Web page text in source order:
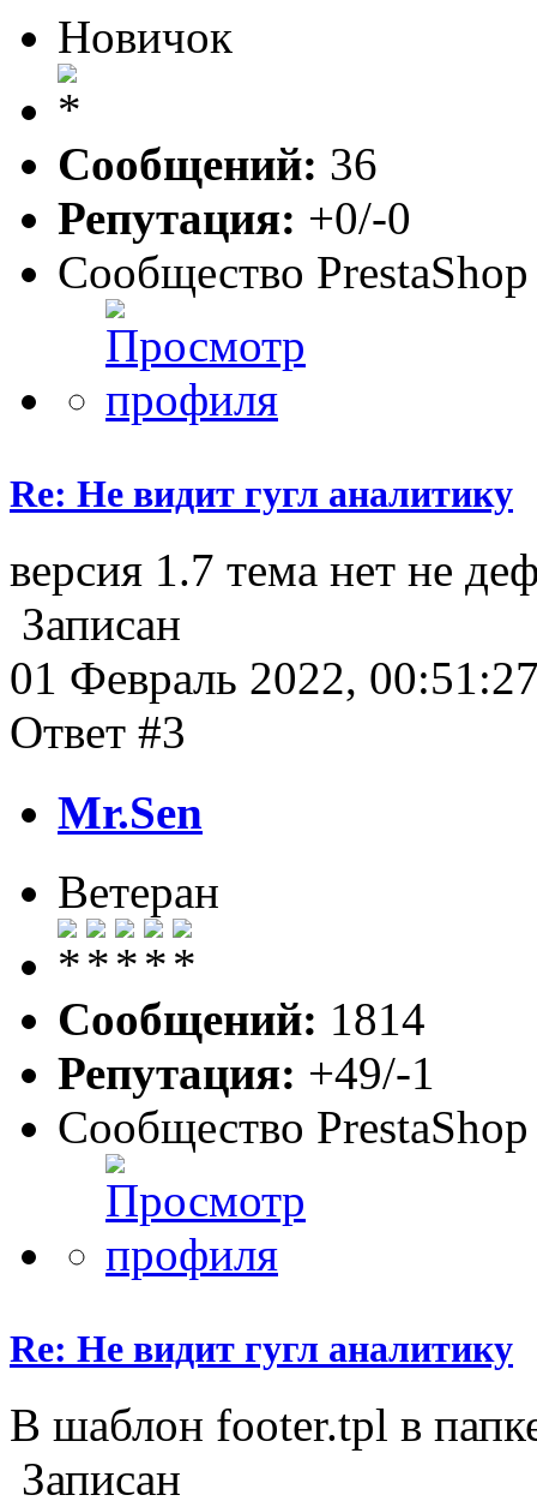
Новичок
Сообщений: 36
Репутация: +0/-0
Сообщество PrestaShop
Re: Не видит гугл аналитику
версия 1.7 тема нет не
Записан
01 Февраль 2022,
Ответ #3
Mr.Sen
Ветеран
Сообщений: 1814
Репутация: +49/-1
Сообщество PrestaShop
Re: Не видит гугл аналитику
В шаблон footer.tpl в
Записан